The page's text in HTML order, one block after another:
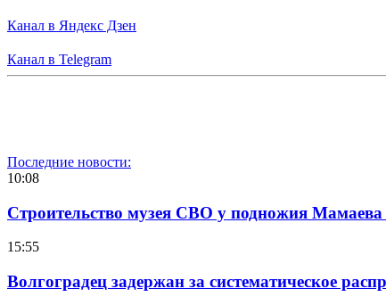
Канал в Яндекс Дзен
Канал в Telegram
Последние новости:
10:08
Строительство музея СВО у подножия
15:55
Волгоградец задержан за систематическое